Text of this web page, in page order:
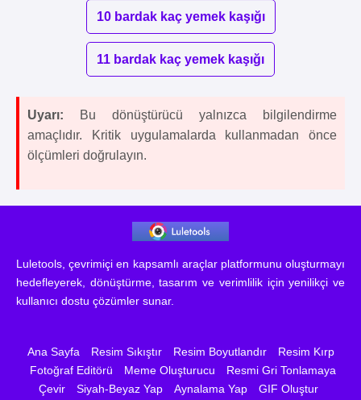
10 bardak kaç yemek kaşığı
11 bardak kaç yemek kaşığı
Uyarı: Bu dönüştürücü yalnızca bilgilendirme
amaçlıdır. Kritik uygulamalarda kullanmadan önce
ölçümleri doğrulayın.
Luletools, çevrimiçi en kapsamlı araçlar platformunu oluşturmayı
hedefleyerek, dönüştürme, tasarım ve verimlilik için yenilikçi ve
kullanıcı dostu çözümler sunar.
Ana Sayfa Resim Sıkıştır Resim Boyutlandır
Resim Kırp
Fotoğraf Editörü
Meme Oluşturucu
Resmi Gri Tonlamaya
Çevir
Siyah-Beyaz Yap Aynalama Yap GIF Oluştur